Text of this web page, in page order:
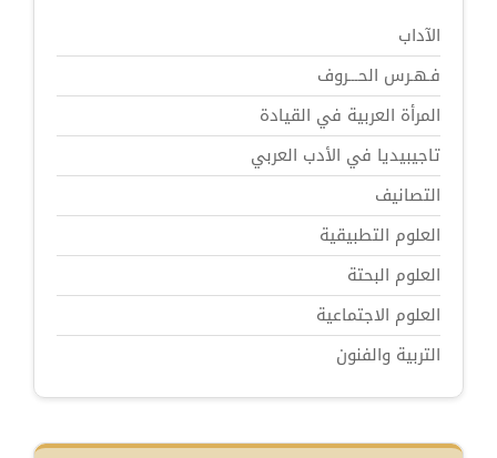
الآداب
فـهـرس الحـــروف
المرأة العربية في القيادة
تاجيبيديا في الأدب العربي
التصانيف
العلوم التطبيقية
العلوم البحتة
العلوم الاجتماعية
التربية والفنون